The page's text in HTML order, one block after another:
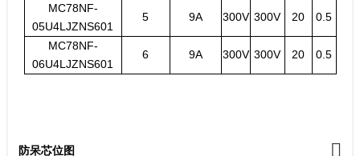
MC78NF-
05U4LJZNS601
5 9A 300V 300V 20 0.5
MC78NF-
06U4LJZNS601
6 9A 300V 300V 20 0.5
防呆芯位图